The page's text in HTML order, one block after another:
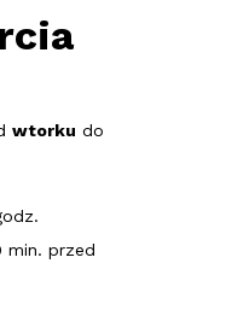
wtorku do
min. przed